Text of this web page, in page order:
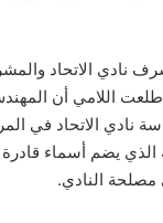
نادي الاتحاد
اللامي أن
نادي الاتحاد في
يضم أسماء
النادي.